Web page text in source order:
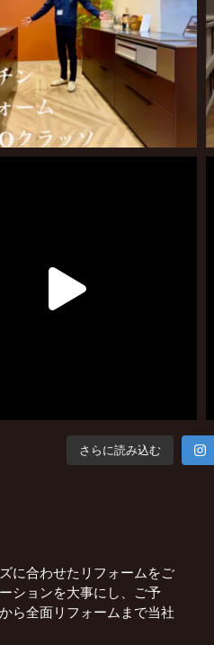
さらに読み込む
に合わせたリフォームをご
ションを大事にし、ご予
ら全面リフォームまで当社